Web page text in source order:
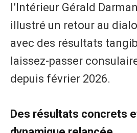
l’Intérieur Gérald
illustré un retour au
avec des résultats
laissez-passer
depuis février 2026.
Des résultats concrets